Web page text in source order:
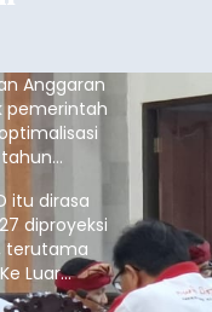
Anggaran
pemerintah
itu dirasa
diproyeksi
terutama
Luar